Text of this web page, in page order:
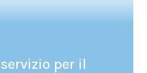
per il